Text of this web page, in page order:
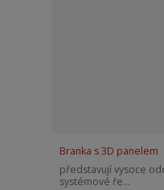
Branka s 3D panelem
představují vysoce
systémové ře...